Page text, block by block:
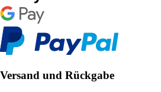
Versand und Rückgabe